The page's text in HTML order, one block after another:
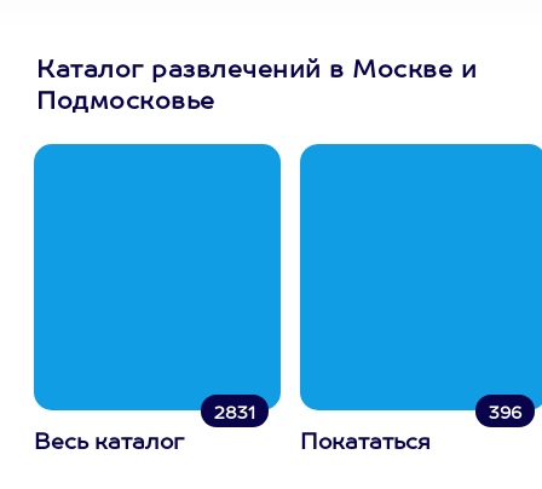
Каталог развлечений в Москве и
Подмосковье
2831
Весь каталог
396
Покататься